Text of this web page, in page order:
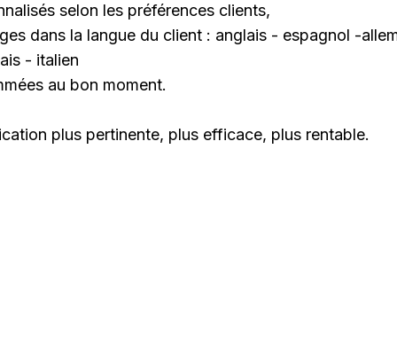
selon les préférences clients,
dans la langue du client : anglais - espagnol -
- italien
au bon moment.
plus pertinente, plus efficace, plus rentable.